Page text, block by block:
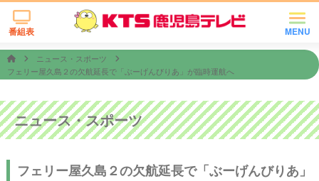
MENU
番組表
ニュース・スポーツ
フェリー屋久島２の欠航延長で「ぶーげんびりあ」が臨時運航へ
ニュース・スポーツ
フェリー屋久島２の欠航延長で「ぶーげんびりあ」